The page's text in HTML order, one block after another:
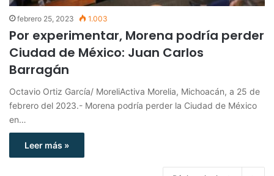
febrero 25, 2023 1.003
Por experimentar, Morena podría perder
Ciudad de México: Juan Carlos
Barragán
Octavio Ortiz García/ MoreliActiva Morelia, Michoacán, a 25 de
febrero del 2023.- Morena podría perder la Ciudad de México
en…
Leer más »